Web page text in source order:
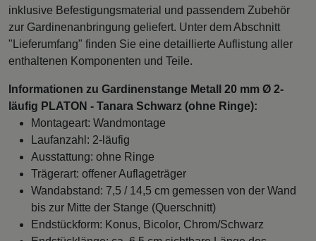
inklusive Befestigungsmaterial und passendem Zubehör
zur Gardinenanbringung geliefert. Unter dem Abschnitt
"Lieferumfang" finden Sie eine detaillierte Auflistung aller
enthaltenen Komponenten und Teile.
Informationen zu Gardinenstange Metall 20 mm Ø 2-
läufig PLATON - Tanara Schwarz (ohne Ringe):
Montageart: Wandmontage
Laufanzahl: 2-läufig
Ausstattung: ohne Ringe
Trägerart: offener Auflageträger
Wandabstand: 7,5 / 14,5 cm gemessen von der Wand
bis zur Mitte der Stange (Querschnitt)
Endstückform: Konus, Bicolor, Chrom/Schwarz